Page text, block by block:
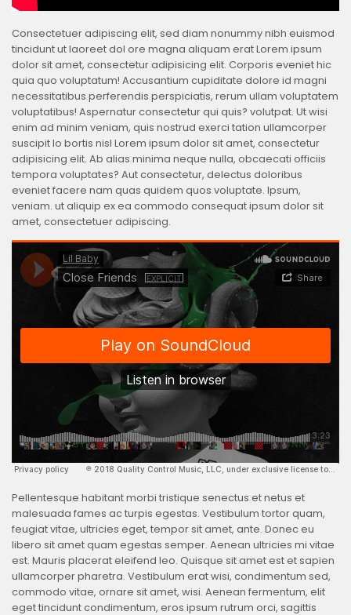
Consectetuer adipiscing elit, sed diam nonummy nibh euismod
tincidunt ut laoreet dol ore magna aliquam erat Lorem ipsum
dolor sit amet, consectetur adipisicing elit. Corporis eveniet hic
quia quo voluptatum! Accusantium cupiditate dolore id magni
necessitatibus perferendis perspiciatis, rerum ullam voluptatem
voluptatibus! Aspernatur consectetur qui quis? volutpat. Ut wisi
enim ad minim veniam, quis nostrud exerci tation ullamcorper
suscipit lo bortis nisl Lorem ipsum dolor sit amet, consectetur
adipisicing elit. Ab alias minima neque nulla, obcaecati officiis
tempora voluptates? Aut consectetur, delectus doloribus
eveniet facere nam quas quidem quos voluptate. Ipsum,
veniam. ut aliquip ex ea commodo consequat ipsum dolor sit
amet, consectetuer adipiscing.
Pellentesque habitant morbi tristique senectus et netus et
malesuada fames ac turpis egestas. Vestibulum tortor quam,
feugiat vitae, ultricies eget, tempor sit amet, ante. Donec eu
libero sit amet quam egestas semper. Aenean ultricies mi vitae
est. Mauris placerat eleifend leo. Quisque sit amet est et sapien
ullamcorper pharetra. Vestibulum erat wisi, condimentum sed,
commodo vitae, ornare sit amet, wisi. Aenean fermentum, elit
eget tincidunt condimentum, eros ipsum rutrum orci, sagittis